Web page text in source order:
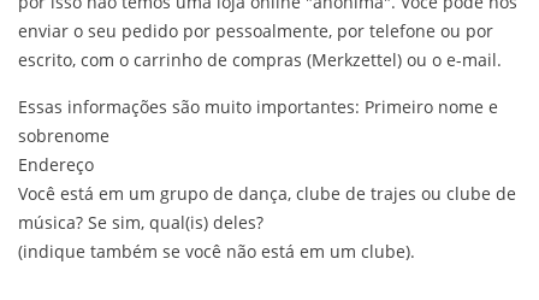
enviar o seu pedido por pessoalmente, por telefone ou por
escrito, com o carrinho de compras (Merkzettel) ou o e-mail.
Essas informações são muito importantes: Primeiro nome e
sobrenome
Endereço
Você está em um grupo de dança, clube de trajes ou clube de
música? Se sim, qual(is) deles?
(indique também se você não está em um clube).